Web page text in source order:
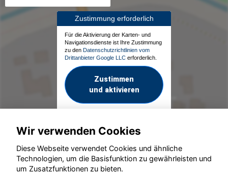
Zustimmung erforderlich
Für die Aktivierung der Karten- und
Navigationsdienste ist Ihre Zustimmung
zu den Datenschutzrichtlinien vom
Drittanbieter Google LLC erforderlich.
Zustimmen
und aktivieren
© konjunkturmotor.de GmbH 2020 - 2026
Wir verwenden Cookies
Diese Webseite verwendet Cookies und ähnliche
Technologien, um die Basisfunktion zu gewährleisten und
um Zusatzfunktionen zu bieten.